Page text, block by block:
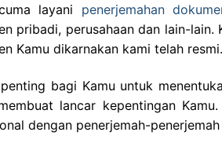
layani penerjemahan
pribadi, perusahaan dan lain-
Kamu dikarnakan kami telah resmi.
bagi Kamu untuk
lancar kepentingan
dengan penerjemah-